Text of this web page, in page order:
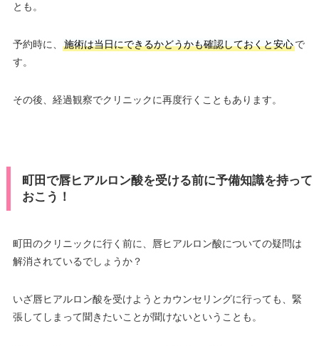
とも。
予約時に、 施術は当日にできるかどうかも確認しておくと安心で
す。
その後、経過観察でクリニックに再度行くこともあります。
町田で唇ヒアルロン酸を受ける前に予備知識を持って
おこう！
町田のクリニックに行く前に、唇ヒアルロン酸についての疑問は
解消されているでしょうか？
いざ唇ヒアルロン酸を受けようとカウンセリングに行っても、緊
張してしまって聞きたいことが聞けないということも。